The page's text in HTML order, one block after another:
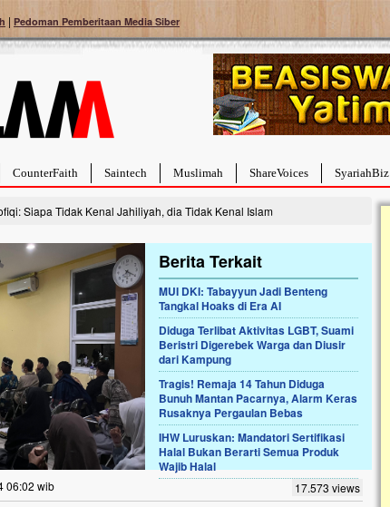
| Pedoman Pemberitaan Media Siber
CounterFaith Saintech Muslimah ShareVoices SyariahBiz
Siapa Tidak Kenal Jahiliyah, dia Tidak Kenal Islam
Berita Terkait
MUI DKI: Tabayyun Jadi Benteng
Tangkal Hoaks di Era AI
Diduga Terlibat Aktivitas LGBT, Suami
Beristri Digerebek Warga dan Diusir
dari Kampung
Tragis! Remaja 14 Tahun Diduga
Bunuh Mantan Pacarnya, Alarm Keras
Rusaknya Pergaulan Bebas
IHW Luruskan: Mandatori Sertifikasi
Halal Bukan Berarti Semua Produk
Wajib Halal
06:02 wib 17.573 views
Hebat Sembuh Dari
Darah
dipenuhi dengan
berat. Meskipun baru
bayi yang imut ini harus
yang dahsyat, yaitu tumor
Lima Tahun Mangkrak, Masjid di
Pelosok ini Mengenaskan. Ayo Bantu.!!
Nasib masjid di Kampung Cilumbu ini sungguh
mengenaskan. Lima tahun mangkrak, kini nyaris